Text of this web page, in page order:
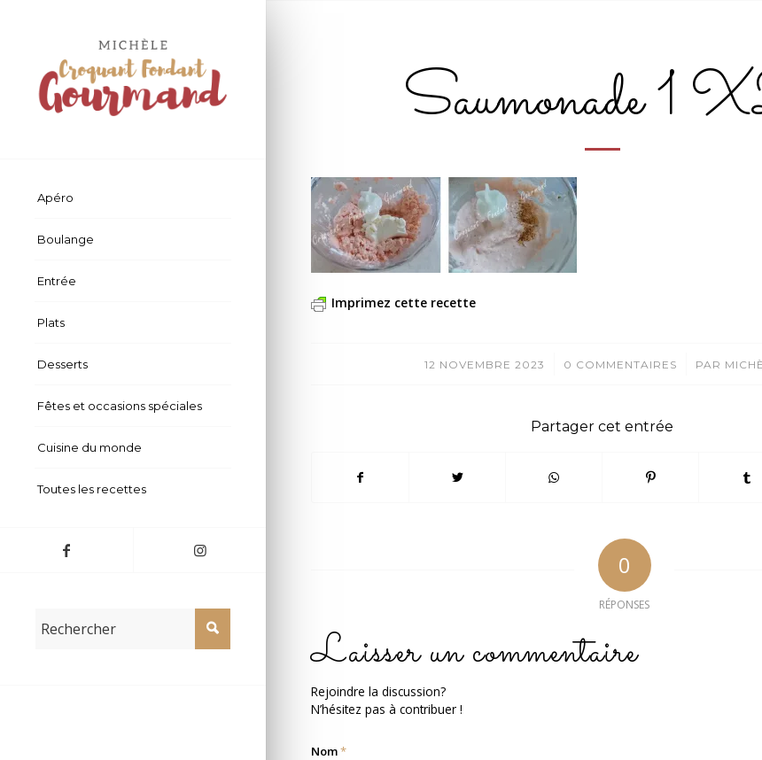
Apéro
Boulange
Entrée
Plats
Desserts
Fêtes et occasions spéciales
Cuisine du monde
Toutes les recettes
Saumonade 1
Imprimez cette recette
12 NOVEMBRE 2023
/ 0 COMMENTAIRES
/ PAR
Partager cet entrée
0
RÉPONSES
Laisser un commentaire
Rejoindre la discussion?
N’hésitez pas à contribuer !
Nom*